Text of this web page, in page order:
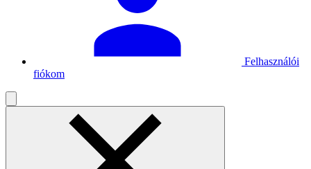
Felhasználói
fiókom